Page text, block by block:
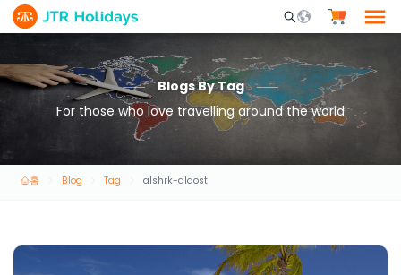
Mobile Search
Blogs By Tag
For those who love travelling around the world
홈 Blog Tag alshrk-alaost